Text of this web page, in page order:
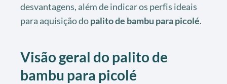
desvantagens, além de indicar os perfis ideais
para aquisição dopalito de bambu para picolé.
Visão geral do palito de
bambu para picolé